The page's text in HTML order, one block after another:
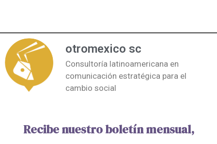
otromexico sc
Consultoría latinoamericana en
comunicación estratégica para el
cambio social
Recibe nuestro boletín mensual,